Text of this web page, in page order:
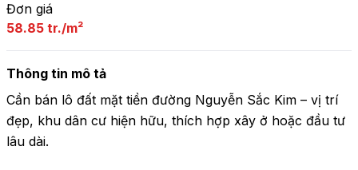
Đơn giá
58.85 tr./m²
Thông tin mô tả
Cần bán lô đất mặt tiền đường Nguyễn Sắc Kim – vị trí
đẹp, khu dân cư hiện hữu, thích hợp xây ở hoặc đầu tư
lâu dài.